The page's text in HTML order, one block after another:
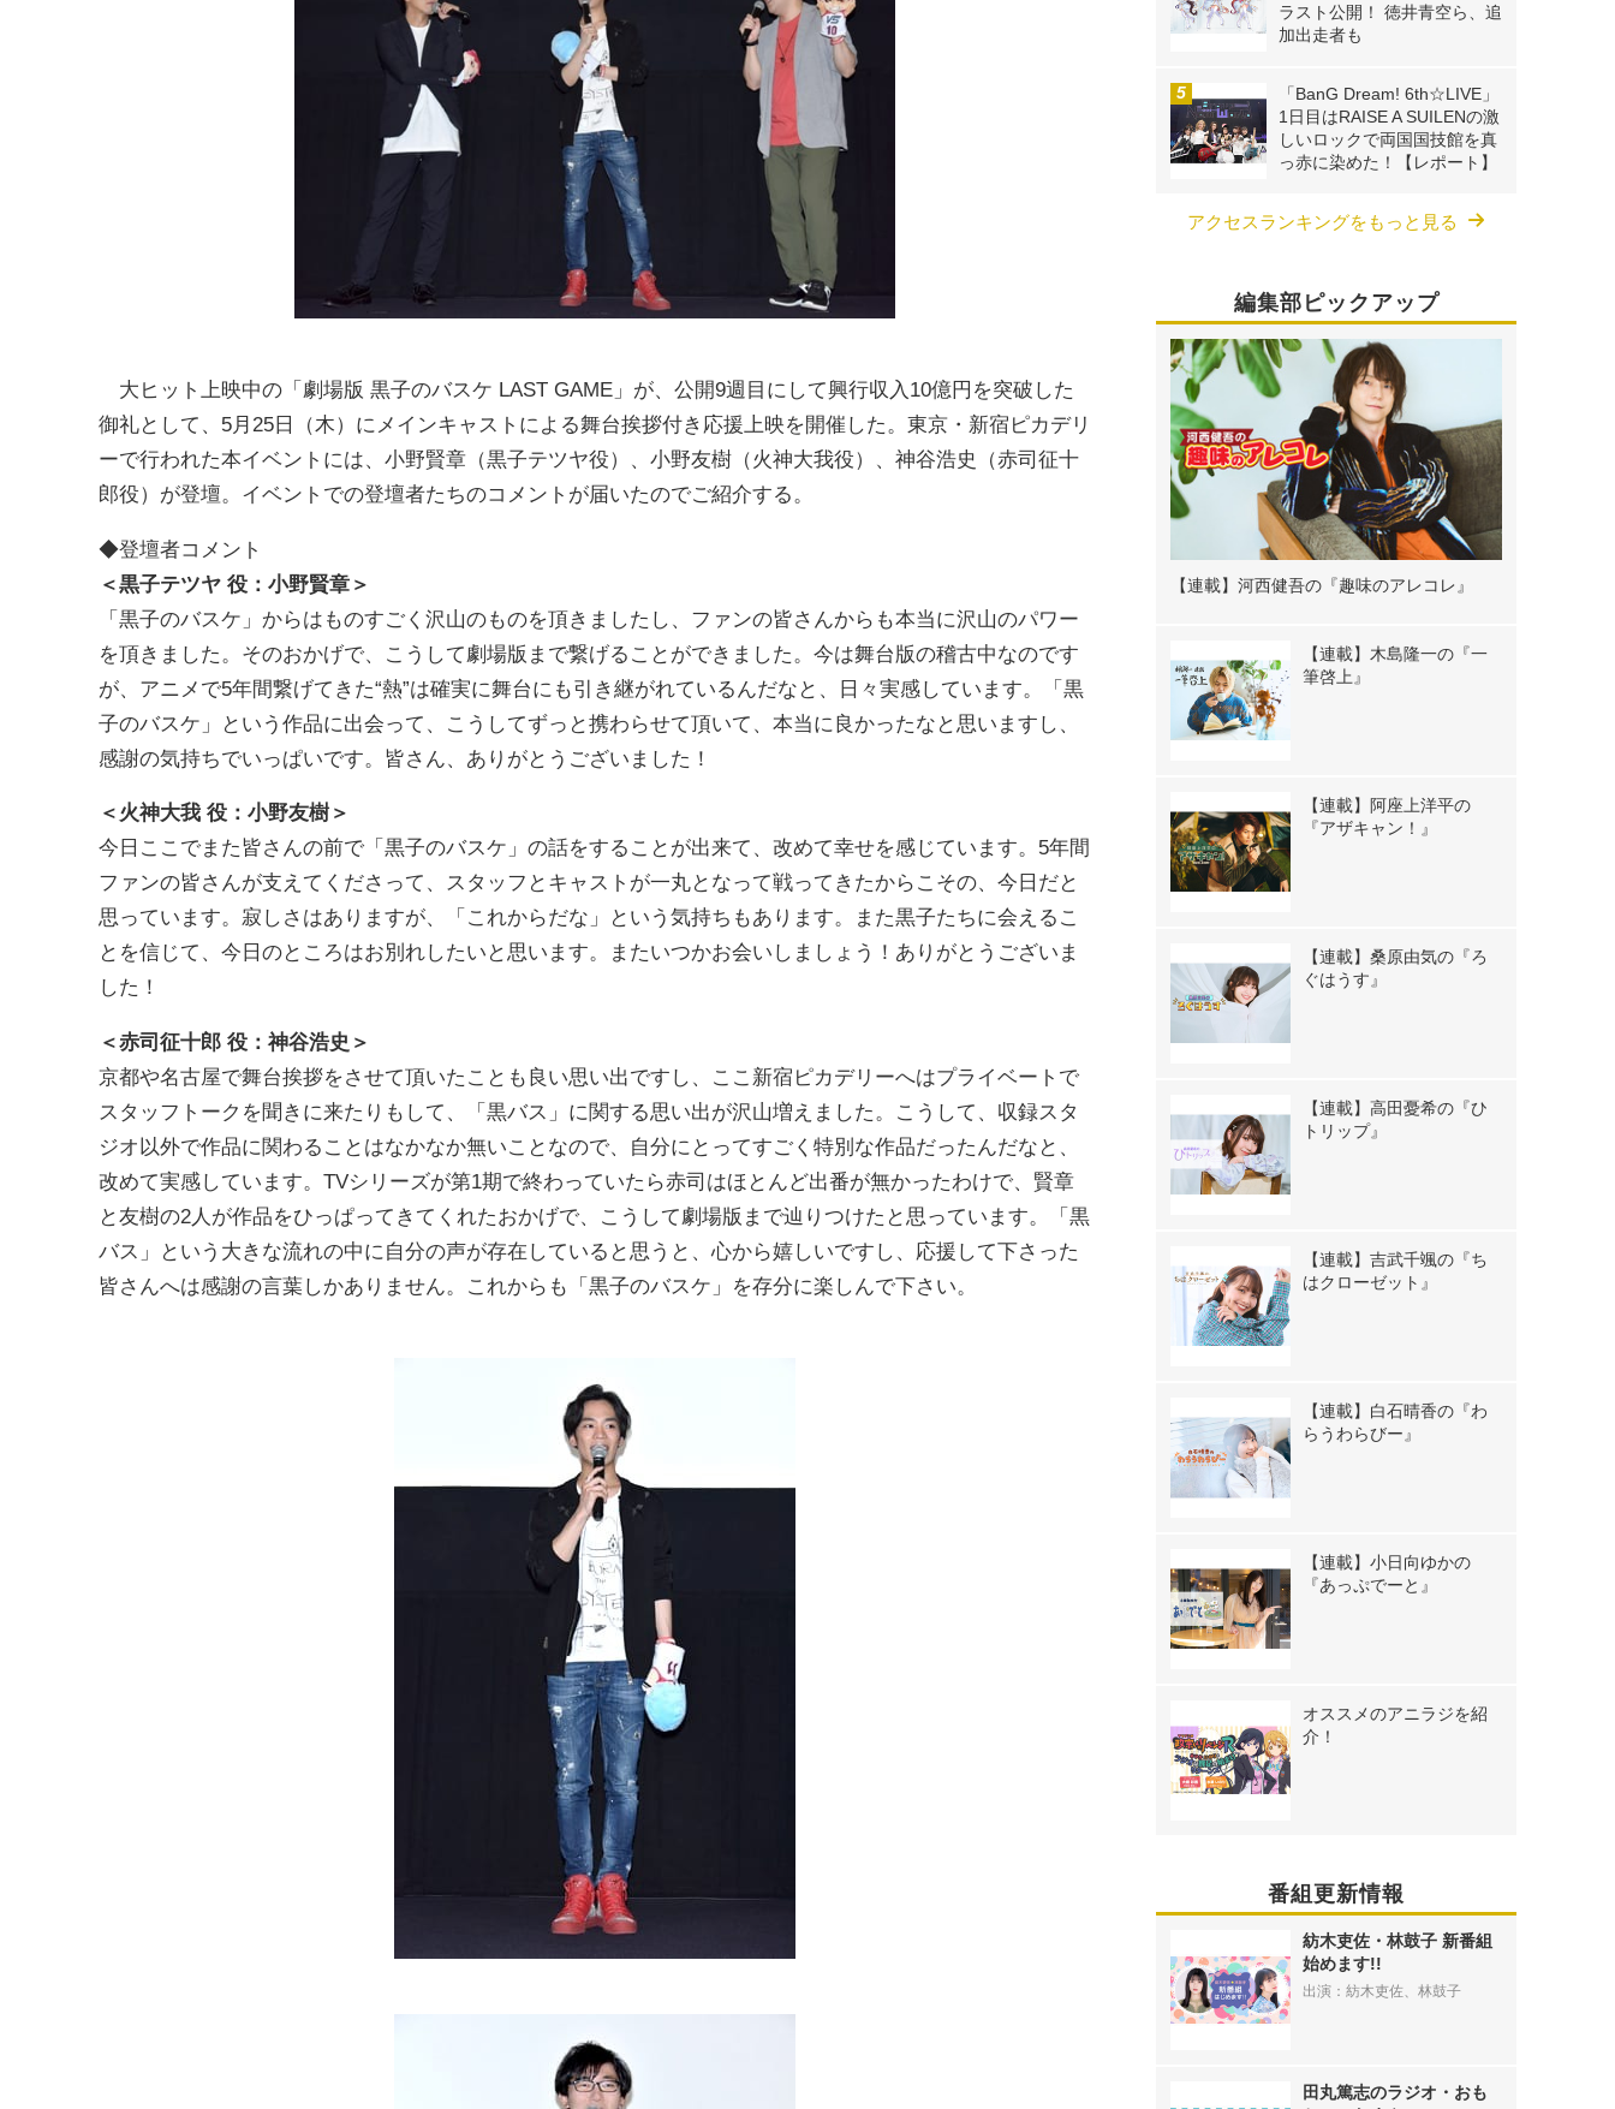
大ヒット上映中の「劇場版 黒子のバスケ LAST GAME」が、公開9週目にして興行収入10億円を突破した
御礼として、5月25日（木）にメインキャストによる舞台挨拶付き応援上映を開催した。東京・新宿ピカデリ
ーで行われた本イベントには、小野賢章（黒子テツヤ役）、小野友樹（火神大我役）、神谷浩史（赤司征十
郎役）が登壇。イベントでの登壇者たちのコメントが届いたのでご紹介する。
◆登壇者コメント
＜黒子テツヤ 役：小野賢章＞
「黒子のバスケ」からはものすごく沢山のものを頂きましたし、ファンの皆さんからも本当に沢山のパワー
を頂きました。そのおかげで、こうして劇場版まで繋げることができました。今は舞台版の稽古中なのです
が、アニメで5年間繋げてきた“熱”は確実に舞台にも引き継がれているんだなと、日々実感しています。「黒
子のバスケ」という作品に出会って、こうしてずっと携わらせて頂いて、本当に良かったなと思いますし、
感謝の気持ちでいっぱいです。皆さん、ありがとうございました！
＜火神大我 役：小野友樹＞
今日ここでまた皆さんの前で「黒子のバスケ」の話をすることが出来て、改めて幸せを感じています。5年間
ファンの皆さんが支えてくださって、スタッフとキャストが一丸となって戦ってきたからこその、今日だと
思っています。寂しさはありますが、「これからだな」という気持ちもあります。また黒子たちに会えるこ
とを信じて、今日のところはお別れしたいと思います。またいつかお会いしましょう！ありがとうございま
した！
＜赤司征十郎 役：神谷浩史＞
京都や名古屋で舞台挨拶をさせて頂いたことも良い思い出ですし、ここ新宿ピカデリーへはプライベートで
スタッフトークを聞きに来たりもして、「黒バス」に関する思い出が沢山増えました。こうして、収録スタ
ジオ以外で作品に関わることはなかなか無いことなので、自分にとってすごく特別な作品だったんだなと、
改めて実感しています。TVシリーズが第1期で終わっていたら赤司はほとんど出番が無かったわけで、賢章
と友樹の2人が作品をひっぱってきてくれたおかげで、こうして劇場版まで辿りつけたと思っています。「黒
バス」という大きな流れの中に自分の声が存在していると思うと、心から嬉しいですし、応援して下さった
皆さんへは感謝の言葉しかありません。これからも「黒子のバスケ」を存分に楽しんで下さい。
ラスト公開！ 徳井青空ら、追
加出走者も
「BanG Dream! 6th☆LIVE」
1日目はRAISE A SUILENの激
しいロックで両国国技館を真
っ赤に染めた！【レポート】
アクセスランキングをもっと見る
編集部ピックアップ
【連載】河西健吾の『趣味のアレコレ』
【連載】木島隆一の『一
筆啓上』
【連載】阿座上洋平の
『アザキャン！』
【連載】桑原由気の『ろ
ぐはうす』
【連載】高田憂希の『ひ
トリップ』
【連載】吉武千颯の『ち
はクローゼット』
【連載】白石晴香の『わ
らうわらびー』
【連載】小日向ゆかの
『あっぷでーと』
オススメのアニラジを紹
介！
番組更新情報
紡木吏佐・林鼓子 新番組
始めます!!
出演：紡木吏佐、林鼓子
田丸篤志のラジオ・おも